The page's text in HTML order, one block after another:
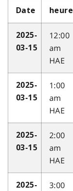
Date heure
2025-
03-15
12:00
am
HAE
2025-
03-15
1:00
am
HAE
2025-
03-15
2:00
am
HAE
2025-
3:00